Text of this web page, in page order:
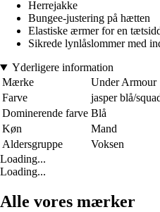
Herrejakke
Bungee-justering på hætten
Elastiske ærmer for en
Sikrede lynlåslommer med
Yderligere information
Mærke
Under Armour
Farve
jasper blå/
Dominerende farve Blå
Køn
Mand
Aldersgruppe
Voksen
Loading...
Loading...
Alle vores mærker